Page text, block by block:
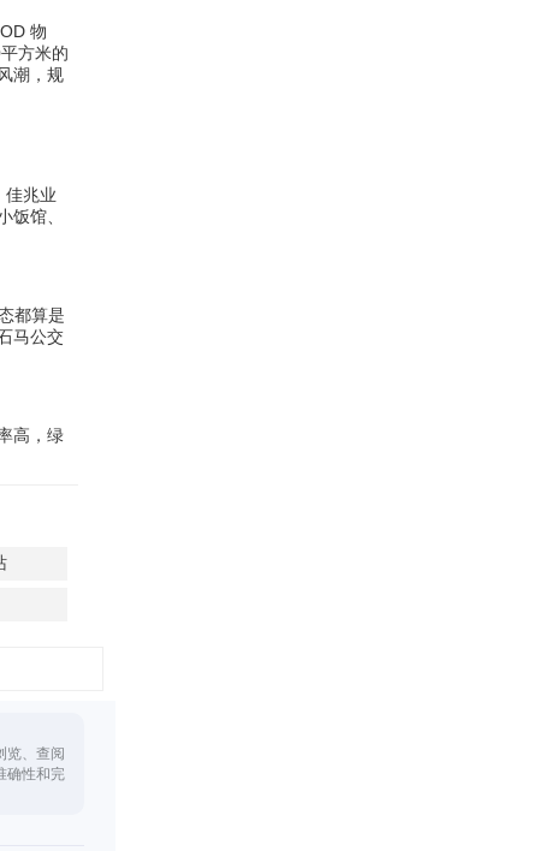
物
方米的
潮，规
佳兆业
饭馆、
都算是
马公交
高，绿
览、查阅
确性和完